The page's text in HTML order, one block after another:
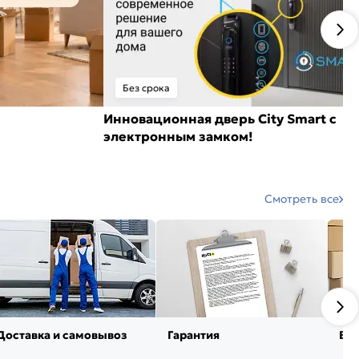
Без срока
Инновационная дверь City Smart с
электронным замком!
Смотреть все
и самовывоз Гарантия